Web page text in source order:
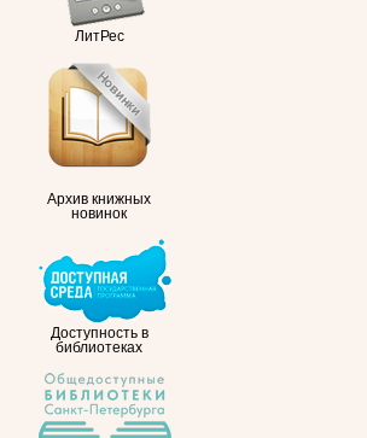
ЛитРес
Архив книжных
новинок
Доступность в
библиотеках